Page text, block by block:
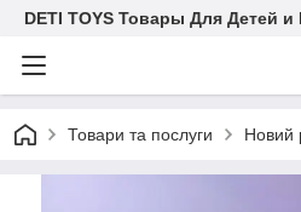
DETI TOYS Товары Для Детей
Товари та послуги Новий